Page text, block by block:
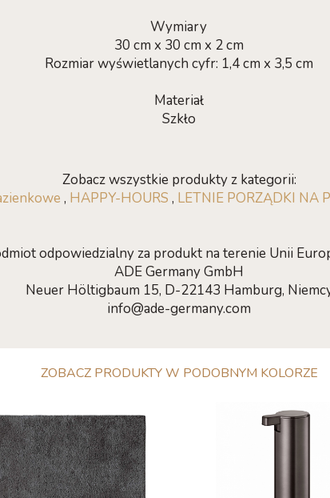
Wymiary
30 cm x 30 cm x 2 cm
Rozmiar wyświetlanych cyfr: 1,4 cm x 3,5 cm
Materiał
Szkło
Zobacz wszystkie produkty z kategorii:
, HAPPY-HOURS , LETNIE PORZĄDKI NA
odpowiedzialny za produkt na terenie Unii
ADE Germany GmbH
Neuer Höltigbaum 15, D-22143 Hamburg,
info@ade-germany.com
ZOBACZ PRODUKTY W PODOBNYM KOLORZE